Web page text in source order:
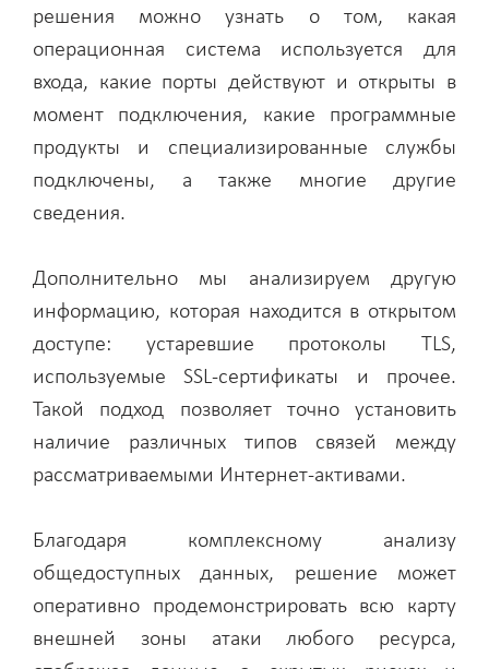
решения можно узнать о том, какая
операционная система используется для
входа, какие порты действуют и открыты в
момент подключения, какие программные
продукты и специализированные службы
подключены, а также многие другие
сведения.
Дополнительно мы анализируем другую
информацию, которая находится в открытом
доступе: устаревшие протоколы TLS,
используемые SSL-сертификаты и прочее.
Такой подход позволяет точно установить
наличие различных типов связей между
рассматриваемыми Интернет-активами.
Благодаря комплексному анализу
общедоступных данных, решение может
оперативно продемонстрировать всю карту
внешней зоны атаки любого ресурса,